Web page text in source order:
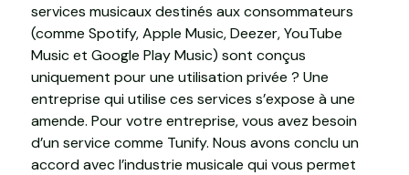
services musicaux destinés aux consommateurs
(comme Spotify, Apple Music, Deezer, YouTube
Music et Google Play Music) sont conçus
uniquement pour une utilisation privée ? Une
entreprise qui utilise ces services s’expose à une
amende. Pour votre entreprise, vous avez besoin
d’un service comme Tunify. Nous avons conclu un
accord avec l’industrie musicale qui vous permet